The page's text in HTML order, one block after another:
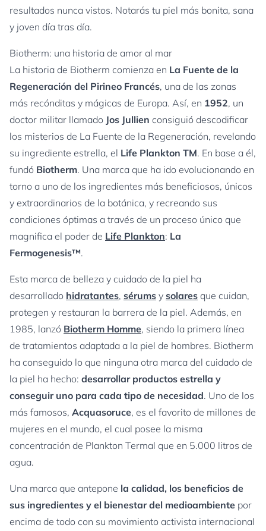
resultados nunca vistos. Notarás tu piel más bonita, sana
y joven día tras día.
Biotherm: una historia de amor al mar
La historia de Biotherm comienza en La Fuente de la
Regeneración del Pirineo Francés, una de las zonas
más recónditas y mágicas de Europa. Así, en 1952, un
doctor militar llamado Jos Jullien consiguió descodificar
los misterios de La Fuente de la Regeneración, revelando
su ingrediente estrella, el Life Plankton TM. En base a él,
fundó Biotherm. Una marca que ha ido evolucionando en
torno a uno de los ingredientes más beneficiosos, únicos
y extraordinarios de la botánica, y recreando sus
condiciones óptimas a través de un proceso único que
magnifica el poder de Life Plankton: La
Fermogenesis™.
Esta marca de belleza y cuidado de la piel ha
desarrollado hidratantes, sérums y solares que cuidan,
protegen y restauran la barrera de la piel. Además, en
1985, lanzó Biotherm Homme, siendo la primera línea
de tratamientos adaptada a la piel de hombres. Biotherm
ha conseguido lo que ninguna otra marca del cuidado de
la piel ha hecho: desarrollar productos estrella y
conseguir uno para cada tipo de necesidad. Uno de los
más famosos, Acquasoruce, es el favorito de millones de
mujeres en el mundo, el cual posee la misma
concentración de Plankton Termal que en 5.000 litros de
agua.
Una marca que antepone la calidad, los beneficios de
sus ingredientes y el bienestar del medioambiente por
encima de todo con su movimiento activista internacional